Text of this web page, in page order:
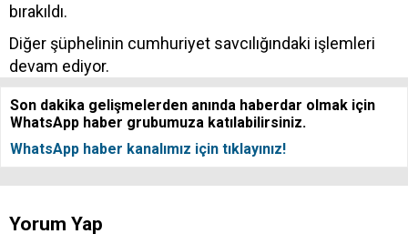
bırakıldı.
Diğer şüphelinin cumhuriyet savcılığındaki işlemleri
devam ediyor.
Son dakika gelişmelerden anında haberdar olmak için
WhatsApp haber grubumuza katılabilirsiniz.
WhatsApp haber kanalımız için tıklayınız!
Yorum Yap